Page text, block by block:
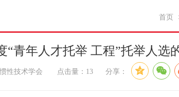
首页
“青年人才托举 工程”托举人选
性技术学会 点击量： 13 分享：